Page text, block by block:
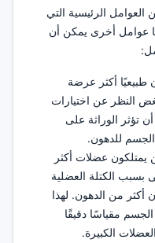
الرئيسية التي
عوامل أخرى يمكن أن
أكثر عرضة
النظر عن اختيارات
تؤثر الوراثة على
الجسم للدهون.
يمتلكون عضلات أكثر
الكتلة العضلية
أكثر من الدهون. لهذا
مقياسًا دقيقًا
الكبيرة.